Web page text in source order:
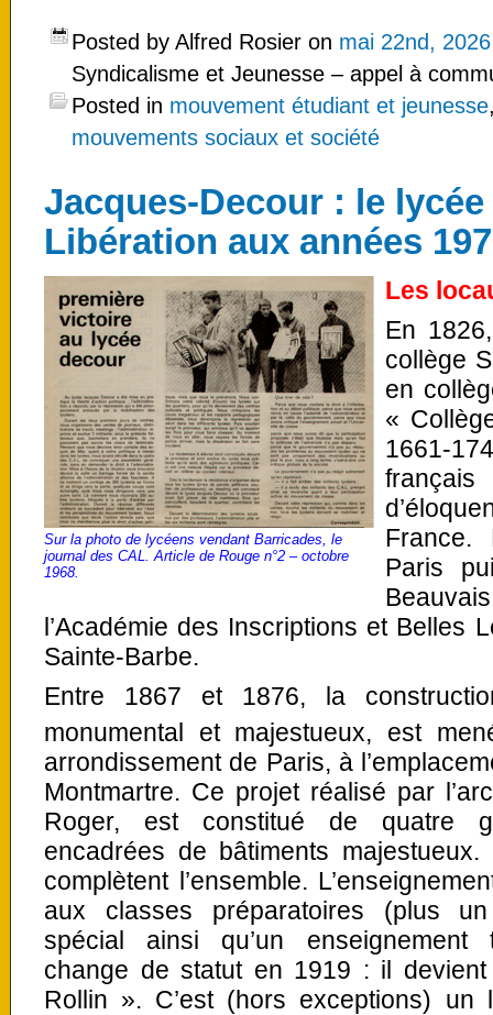
Posted by Alfred Rosier on mai 22nd, 2026
Syndicalisme et Jeunesse – appel à
Posted in mouvement étudiant et jeunesse
mouvements sociaux et société
Jacques-Decour : le
Libération aux années
Sur la photo de lycéens vendant Barricades, le
journal des CAL. Article de Rouge n°2 – octobre
1968.
Les
En
collège
en
«
1661-
France.
Paris
l’Académie des Inscriptions et Belles
Sainte-Barbe.
Entre 1867 et 1876, la
monumental et majestueux, est
arrondissement de Paris, à
Montmartre. Ce projet réalisé par
Roger, est constitué de quatre
encadrées de bâtiments
complètent l’ensemble.
aux classes préparatoires (plus un
spécial ainsi qu’un enseignement
change de statut en 1919 : il
Rollin ». C’est (hors exceptions)